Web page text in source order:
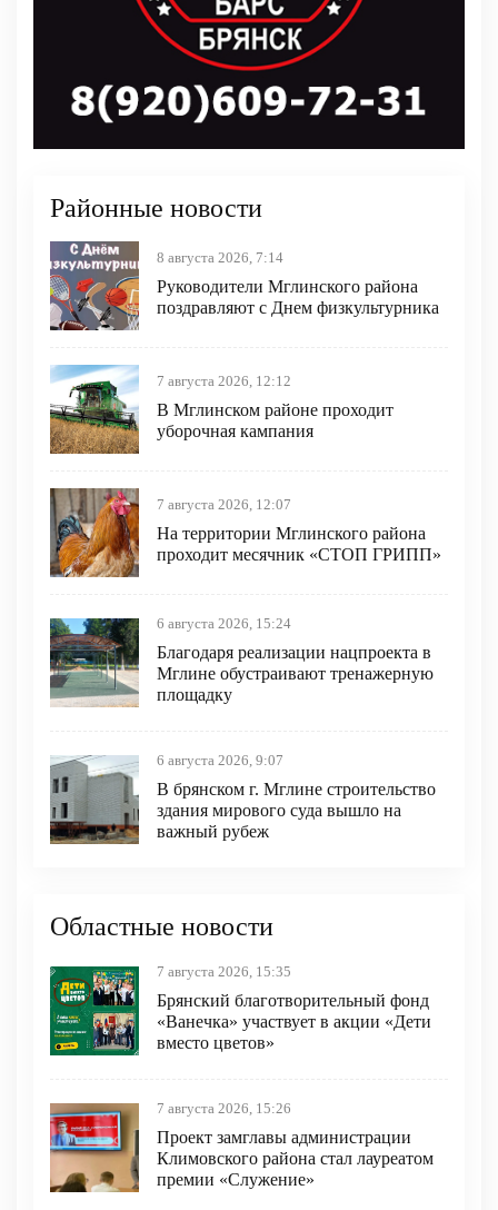
Районные новости
8 августа 2026, 7:14
Руководители Мглинского района
поздравляют с Днем физкультурника
7 августа 2026, 12:12
В Мглинском районе проходит
уборочная кампания
7 августа 2026, 12:07
На территории Мглинского района
проходит месячник «СТОП ГРИПП»
6 августа 2026, 15:24
Благодаря реализации нацпроекта в
Мглине обустраивают тренажерную
площадку
6 августа 2026, 9:07
В брянском г. Мглине строительство
здания мирового суда вышло на
важный рубеж
Областные новости
7 августа 2026, 15:35
Брянский благотворительный фонд
«Ванечка» участвует в акции «Дети
вместо цветов»
7 августа 2026, 15:26
Проект замглавы администрации
Климовского района стал лауреатом
премии «Служение»